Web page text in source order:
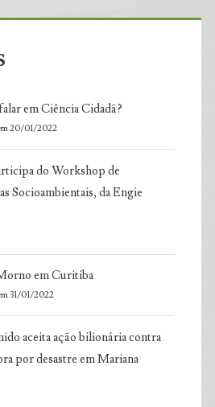
em Ciência Cidadã?
20/01/2022
do Workshop de
Socioambientais, da Engie
em Curitiba
31/01/2022
aceita ação bilionária contra
por desastre em Mariana